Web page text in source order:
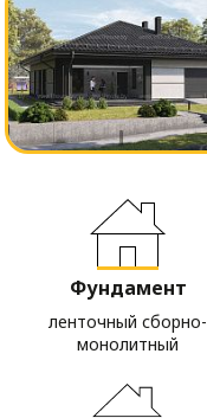
Фундамент
ленточный сборно-
монолитный